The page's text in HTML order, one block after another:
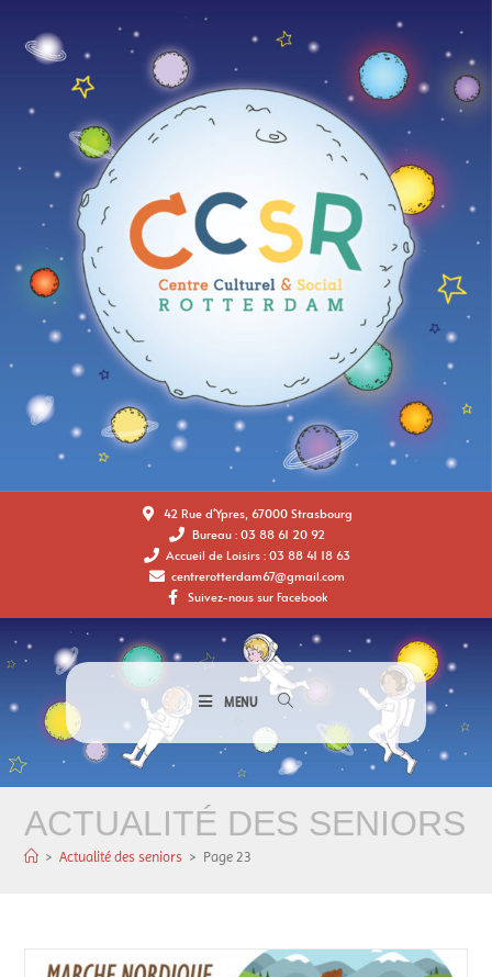
42 Rue d'Ypres, 67000 Strasbourg
Bureau : 03 88 61 20 92
Accueil de Loisirs : 03 88 41 18 63
centrerotterdam67@gmail.com
Suivez-nous sur Facebook
MENU
ACTUALITÉ DES SENIORS
> Actualité des seniors > Page 23